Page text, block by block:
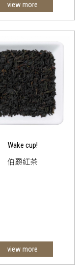
view more
Wake cup!
伯爵紅茶
view more